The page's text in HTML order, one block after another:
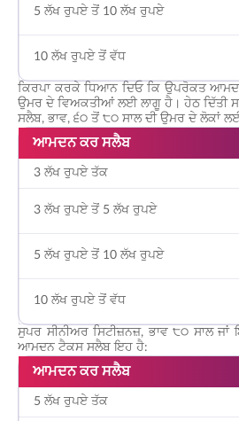
5 ਲੱਖ ਰੁਪਏ ਤੋਂ 10 ਲੱਖ ਰੁਪਏ
10 ਲੱਖ ਰੁਪਏ ਤੋਂ ਵੱਧ
ਕਿਰਪਾ ਕਰਕੇ ਧਿਆਨ ਦਿਓ ਕਿ ਉਪਰੋਕਤ
ਉਮਰ ਦੇ ਵਿਅਕਤੀਆਂ ਲਈ ਲਾਗੂ ਹੈ। ਹੇਠ ਦਿੱਤੀ
ਸਲੈਬ, ਭਾਵ, ੬੦ ਤੋਂ ੮੦ ਸਾਲ ਦੀ ਉਮਰ ਦੇ ਲੋਕਾਂ
ਆਮਦਨ ਕਰ ਸਲੈਬ
3 ਲੱਖ ਰੁਪਏ ਤੱਕ
3 ਲੱਖ ਰੁਪਏ ਤੋਂ 5 ਲੱਖ ਰੁਪਏ
5 ਲੱਖ ਰੁਪਏ ਤੋਂ 10 ਲੱਖ ਰੁਪਏ
10 ਲੱਖ ਰੁਪਏ ਤੋਂ ਵੱਧ
ਸੁਪਰ ਸੀਨੀਅਰ ਸਿਟੀਜ਼ਨਜ਼, ਭਾਵ ੮੦ ਸਾਲ
ਆਮਦਨ ਟੈਕਸ ਸਲੈਬ ਇਹ ਹੈ:
ਆਮਦਨ ਕਰ ਸਲੈਬ
5 ਲੱਖ ਰੁਪਏ ਤੱਕ